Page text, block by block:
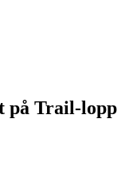
på Trail-lopp